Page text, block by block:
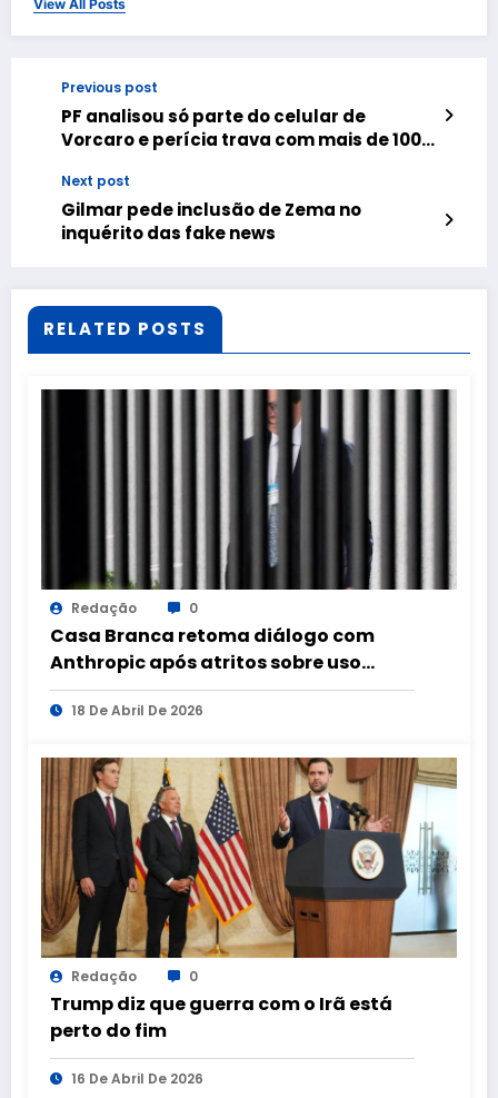
View All Posts
Previous post
PF analisou só parte do celular de
Vorcaro e perícia trava com mais de 100
Next post
Gilmar pede inclusão de Zema no
inquérito das fake news
RELATED POSTS
Redação 0
Casa Branca retoma diálogo com
Anthropic após atritos sobre uso
militar de IA
18 De Abril De 2026
Redação 0
Trump diz que guerra com o Irã está
perto do fim
16 De Abril De 2026